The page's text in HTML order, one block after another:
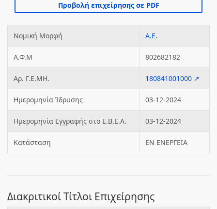
Νομική Μορφή Α.Ε.
Α.Φ.Μ 802682182
Αρ. Γ.Ε.ΜΗ. 180841001000 ↗
Ημερομηνία Ίδρυσης 03-12-2024
Ημερομηνία Εγγραφής στο Ε.Β.Ε.Α. 03-12-2024
Κατάσταση ΕΝ ΕΝΕΡΓΕΙΑ
Διακριτικοί Τίτλοι Επιχείρησης